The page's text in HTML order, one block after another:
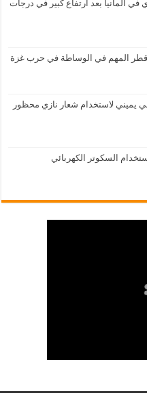
ألمانيا بعد ارتفاع كبير في درجات
قطر المهم في الوساطة في حرب غزة
يميني لاستخدام شعار نازي محظور
السكوتر الكهربائي